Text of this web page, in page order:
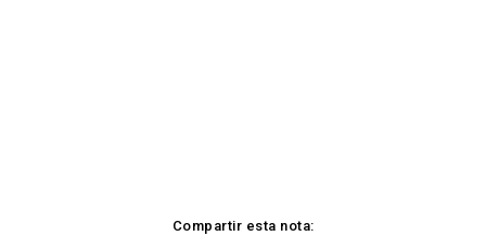
Compartir esta nota: